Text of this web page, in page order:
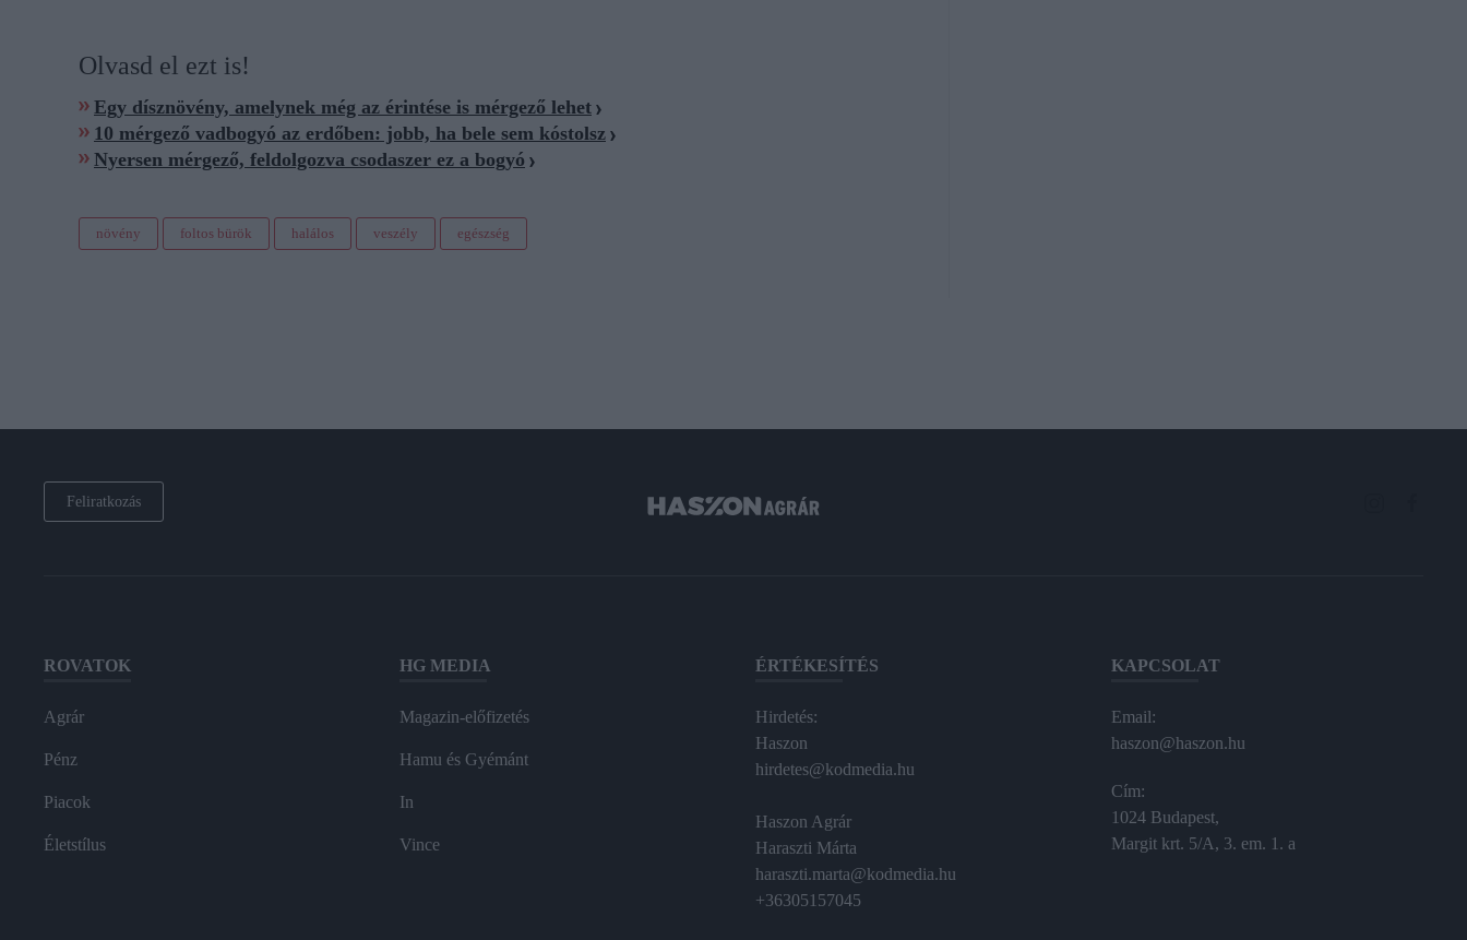
Olvasd el ezt is!
Egy dísznövény, amelynek még az érintése is mérgező lehet
10 mérgező vadbogyó az erdőben: jobb, ha bele sem kóstolsz
Nyersen mérgező, feldolgozva csodaszer ez a bogyó
növény foltos bürök halálos veszély egészség
Feliratkozás
ROVATOK
Agrár
Pénz
Piacok
Életstílus
HG MEDIA
Magazin-előfizetés
Hamu és Gyémánt
In
Vince
ÉRTÉKESÍTÉS
Hirdetés:
Haszon
hirdetes@kodmedia.hu
Haszon Agrár
Haraszti Márta
haraszti.marta@kodmedia.hu
+36305157045
KAPCSOLAT
Email:
haszon@haszon.hu
Cím:
1024 Budapest,
Margit krt. 5/A, 3. em. 1. a